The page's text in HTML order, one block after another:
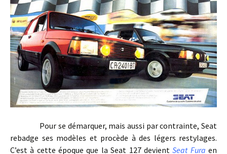
Pour se démarquer, mais aussi par contrainte, Seat
rebadge ses modèles et procède à des légers restylages.
C’est à cette époque que la Seat 127 devientSeat Fura en